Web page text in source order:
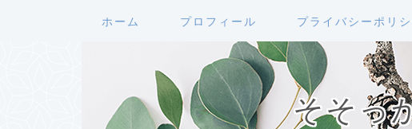
ホーム プロフィール プライバシーポリ
そそっ